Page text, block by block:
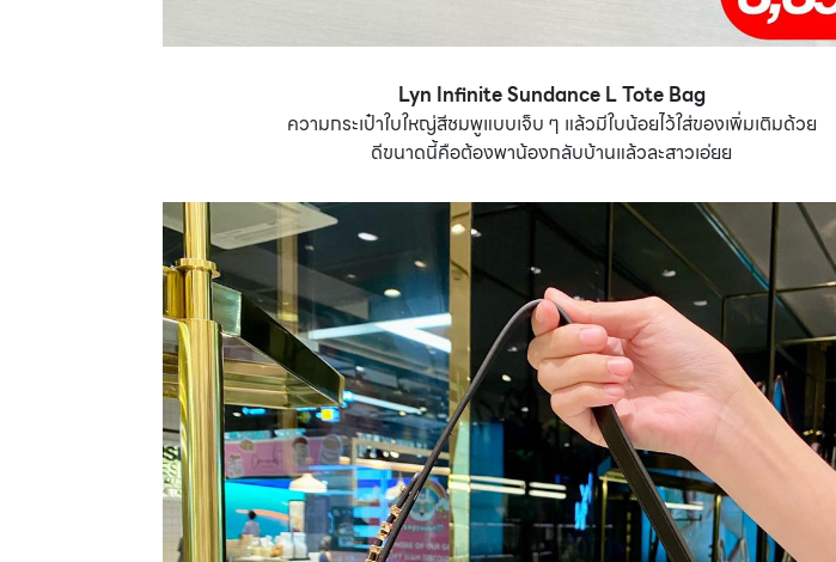
Lyn Infinite Sundance L Tote Bag
ความกระเป๋าใบใหญ่สีชมพูแบบเจ็บ ๆ แล้วมีใบน้อยไว้ใส่ของเพิ่มเติมด้วย
ดีขนาดนี้คือต้องพาน้องกลับบ้านแล้วละสาวเอ่ยย